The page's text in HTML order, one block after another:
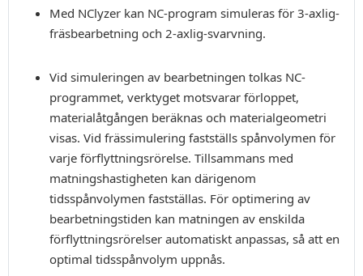
Med NClyzer kan NC-program simuleras för 3-axlig-
fräsbearbetning och 2-axlig-svarvning.
Vid simuleringen av bearbetningen tolkas NC-
programmet, verktyget motsvarar förloppet,
materialåtgången beräknas och materialgeometri
visas. Vid frässimulering fastställs spånvolymen för
varje förflyttningsrörelse. Tillsammans med
matningshastigheten kan därigenom
tidsspånvolymen fastställas. För optimering av
bearbetningstiden kan matningen av enskilda
förflyttningsrörelser automatiskt anpassas, så att en
optimal tidsspånvolym uppnås.